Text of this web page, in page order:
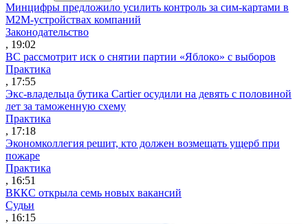
Минцифры предложило усилить контроль за сим-картами в
M2M-устройствах компаний
Законодательство
, 19:02
ВС рассмотрит иск о снятии партии «Яблоко» с выборов
Практика
, 17:55
Экс-владельца бутика Cartier осудили на девять с половиной
лет за таможенную схему
Практика
, 17:18
Экономколлегия решит, кто должен возмещать ущерб при
пожаре
Практика
, 16:51
ВККС открыла семь новых вакансий
Судьи
, 16:15